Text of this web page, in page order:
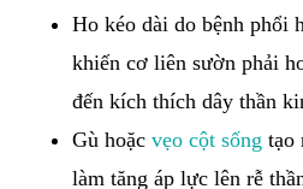
Ho kéo dài do bệnh phổi
khiến cơ liên sườn phải
đến kích thích dây thần
Gù hoặc vẹo cột sống tạo
làm tăng áp lực lên rễ